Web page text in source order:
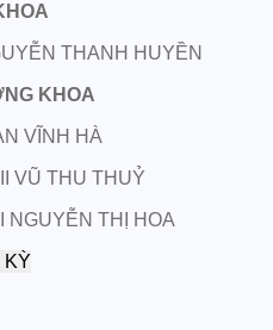
THANH HUYỀN
KHOA
VĨNH HÀ
VŨ THU THUỶ
NGUYỄN THỊ HOA
KỲ